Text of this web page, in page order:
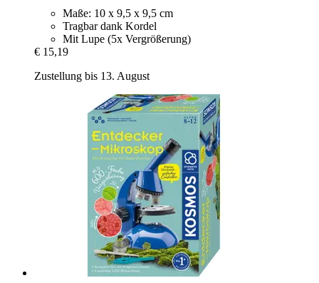
Maße: 10 x 9,5 x 9,5 cm
Tragbar dank Kordel
Mit Lupe (5x Vergrößerung)
€ 15,19
Zustellung bis 13. August